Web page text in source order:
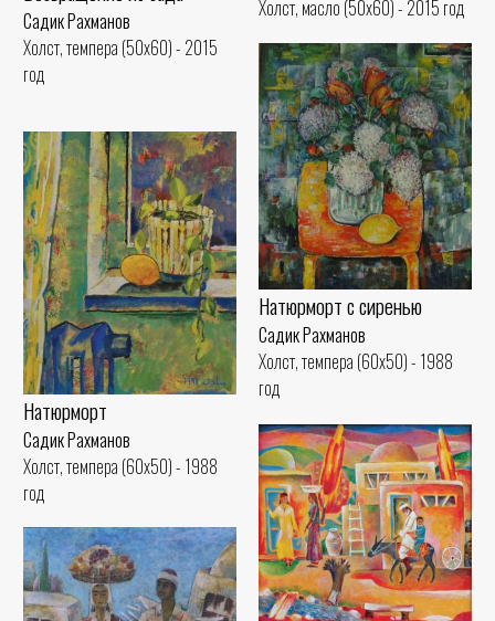
Холст, масло (50x60) - 2015 год
Садик Рахманов
Холст, темпера (50x60) - 2015
год
Натюрморт с сиренью
Садик Рахманов
Холст, темпера (60x50) - 1988
год
Натюрморт
Садик Рахманов
Холст, темпера (60x50) - 1988
год